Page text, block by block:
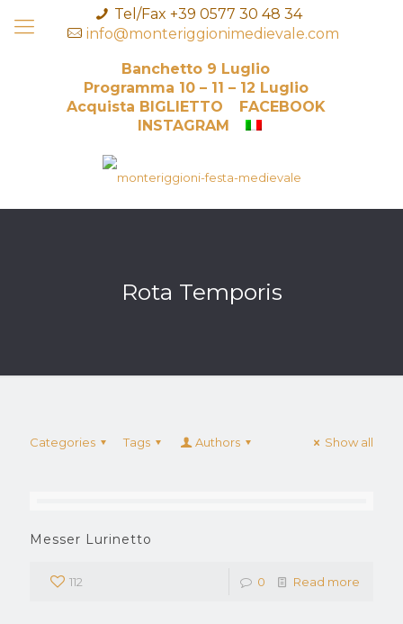
Tel/Fax +39 0577 30 48 34
info@monteriggionimedievale.com
Banchetto 9 Luglio
Programma 10 – 11 – 12 Luglio
Acquista BIGLIETTO
FACEBOOK
INSTAGRAM
Rota Temporis
Categories Tags Authors Show all
Messer Lurinetto
112 0 Read more